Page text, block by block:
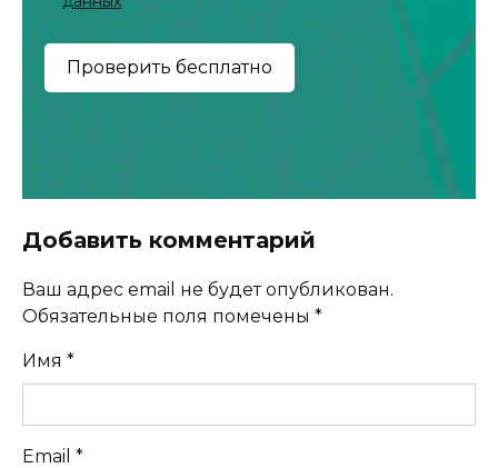
Добавить комментарий
Ваш адрес email не будет опубликован.
Обязательные поля помечены *
Имя *
Email *